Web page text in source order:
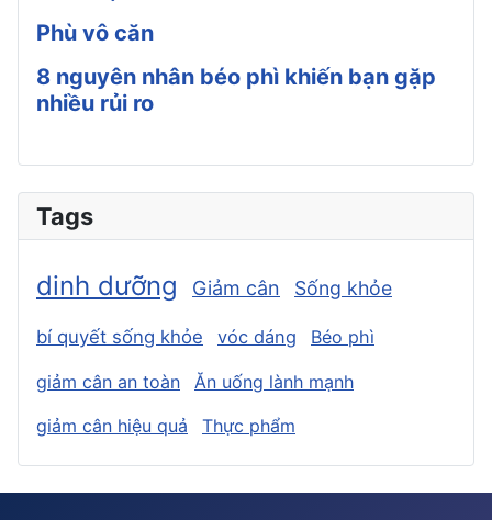
Phù vô căn
8 nguyên nhân béo phì khiến bạn gặp
nhiều rủi ro
Tags
dinh dưỡng Giảm cân Sống khỏe
bí quyết sống khỏe vóc dáng Béo phì
giảm cân an toàn
Ăn uống lành mạnh
giảm cân hiệu quả
Thực phẩm